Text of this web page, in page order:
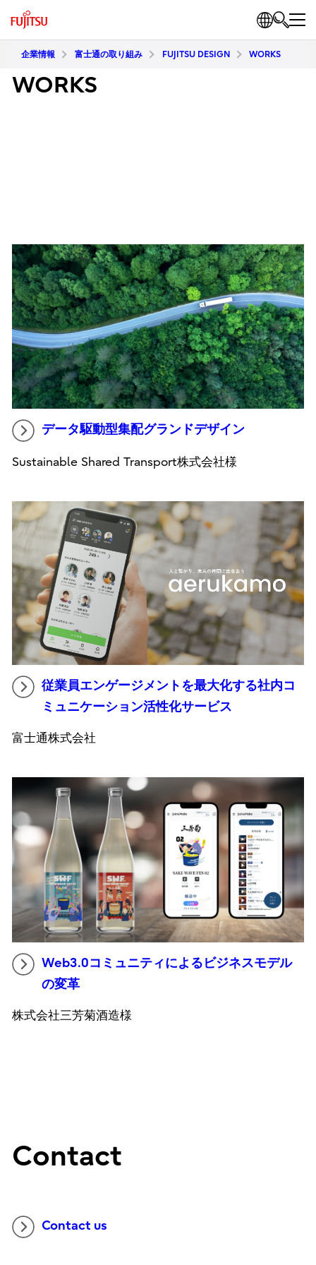
企業情報 富士通の取り組み FUJITSU DESIGN WORKS
WORKS
データ駆動型集配グランドデザイン
Sustainable Shared Transport株式会社様
従業員エンゲージメントを最大化する社内コ
ミュニケーション活性化サービス
富士通株式会社
Web3.0コミュニティによるビジネスモデル
の変革
株式会社三芳菊酒造様
Contact
Contact us